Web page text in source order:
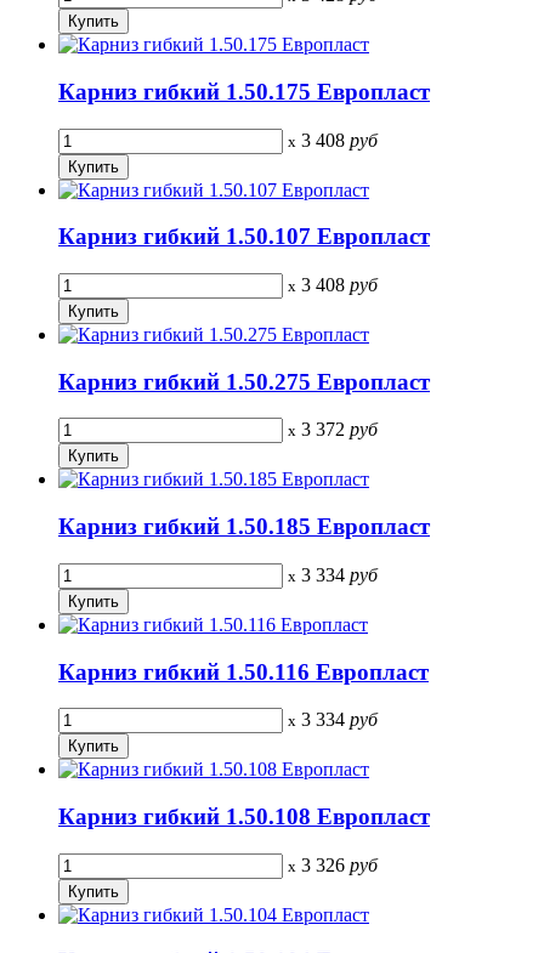
Карниз гибкий 1.50.175 Европласт
x 3 408 руб
Карниз гибкий 1.50.107 Европласт
x 3 408 руб
Карниз гибкий 1.50.275 Европласт
x 3 372 руб
Карниз гибкий 1.50.185 Европласт
x 3 334 руб
Карниз гибкий 1.50.116 Европласт
x 3 334 руб
Карниз гибкий 1.50.108 Европласт
x 3 326 руб